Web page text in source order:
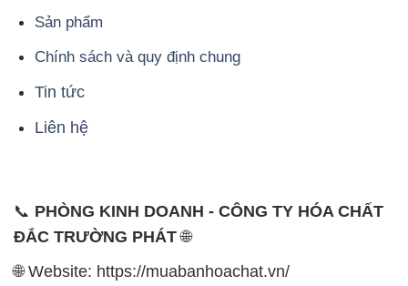
Sản phẩm
Chính sách và quy định chung
Tin tức
Liên hệ
📞 PHÒNG KINH DOANH - CÔNG TY HÓA CHẤT
ĐẮC TRƯỜNG PHÁT🌐
🌐 Website: https://muabanhoachat.vn/